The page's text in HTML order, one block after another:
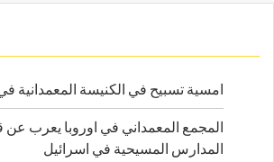
tع
امسية تسبيح في الكنيسة المعمدانية
المجمع المعمداني في اوروبا يعرب عن
المدارس المسيحية في اسرائيل